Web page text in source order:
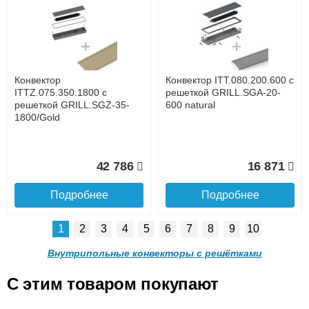
до подъезда
услуга платная
Конвектор ITTL.070.160.800
с решеткой GRILL.SGWL-
16-800 орех.
20 904
Подробнее
Конвектор ITTL.070.160.900
с решеткой GRILL.SGWL-
16-900 орех.
21 495
Конвектор
ITTL.070.160.1000 с
решеткой GRILL.SGWL-16-
Конвектор
ITTL.070.160.1100 с
решеткой GRILL.SGWL-16-
Конвектор
ITTZ.075.350.1800 с
решеткой GRILL.SGZ-35-
1800/Gold
42 786
Подробнее
Конвектор ITT.080.200.600 с
решеткой GRILL.SGA-20-
600 natural
16 871
Подробнее
1 2 3 4 5 6 7 8 9 10
Внутрипольные конвекторы с решётками
C этим товаром покупают